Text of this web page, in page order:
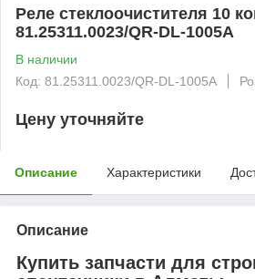
Реле стеклоочистителя 10
81.25311.0023/QR-DL-1005A
В наличии
Код: 81.25311.0023/QR-DL-1005A
Цену уточняйте
Описание Характеристики
Описание
Купить запчасти для